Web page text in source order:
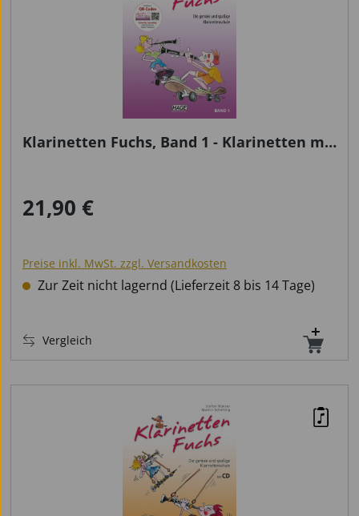
Klarinetten Fuchs, Band 1 - Klarinetten mit
Regulärer Preis:
21,90 €
Preise inkl. MwSt. zzgl. Versandkosten
Zur Zeit nicht lagernd (Lieferzeit 8 bis 14 Tage)
Vergleich